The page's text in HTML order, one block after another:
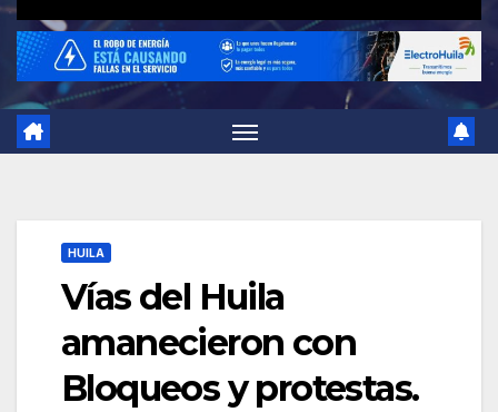
HUILA
Vías del Huila
amanecieron con
Bloqueos y protestas.